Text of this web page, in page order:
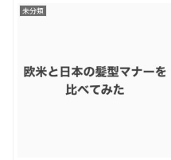
未分類